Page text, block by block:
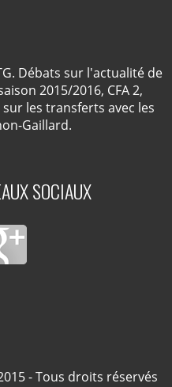
Débats sur l'actualité de
2015/2016, CFA 2,
les transferts avec les
Gaillard.
SOCIAUX
- Tous droits réservés